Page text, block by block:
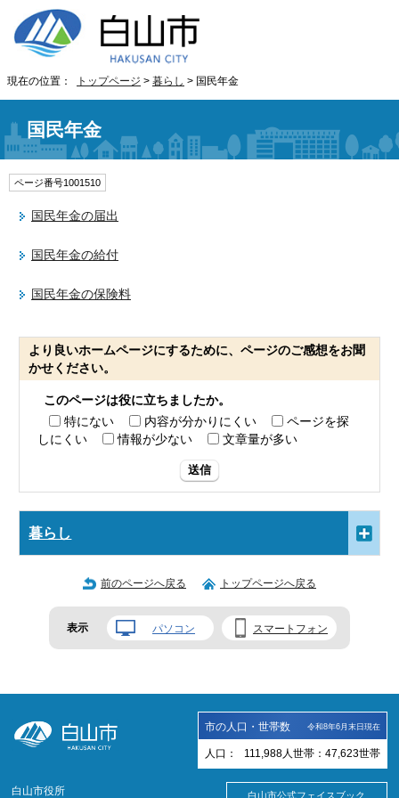
現在の位置： トップページ > 暮らし > 国民年金
国民年金
ページ番号1001510
国民年金の届出
国民年金の給付
国民年金の保険料
より良いホームページにするために、ページのご感想をお聞
かせください。
このページは役に立ちましたか。
特にない
内容が分かりにくい
ページを探
しにくい
情報が少ない 文章量が多い
送信
暮らし
前のページへ戻る トップページへ戻る
表示 パソコン スマートフォン
市の人口・世帯数 令和8年6月末日現在
人口： 111,988 人 世帯： 47,623世帯
白山市役所 白山市公式フェイスブック